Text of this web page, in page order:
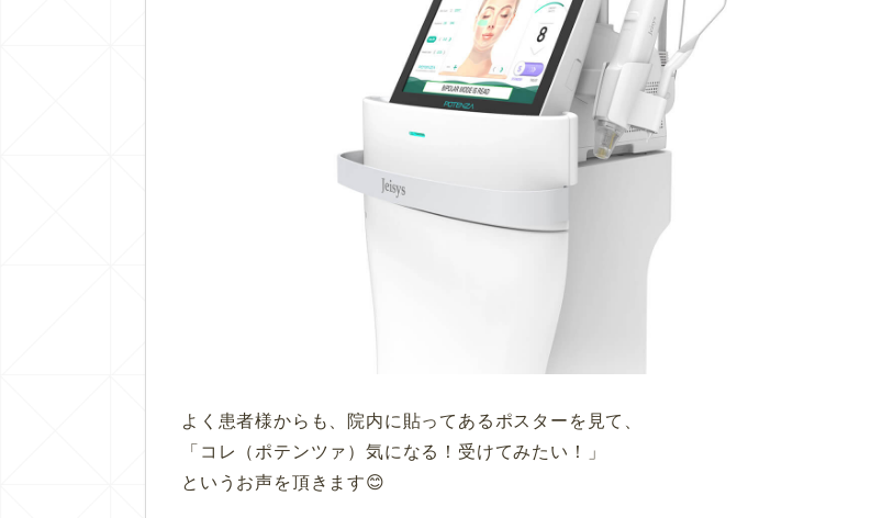
よく患者様からも、院内に貼ってあるポスターを見て、
「コレ（ポテンツァ）気になる！受けてみたい！」
というお声を頂きます😊